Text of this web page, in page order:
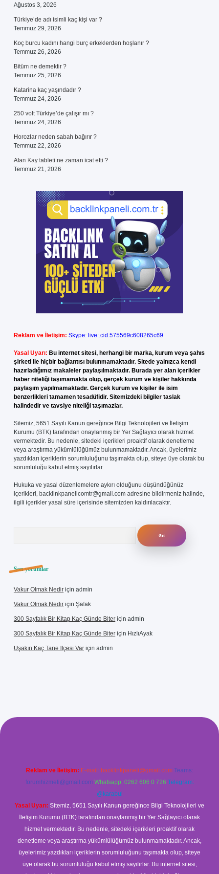
Ağustos 3, 2026
Türkiye’de adı isimli kaç kişi var ?
Temmuz 29, 2026
Koç burcu kadını hangi burç erkeklerden hoşlanır ?
Temmuz 26, 2026
Bitüm ne demektir ?
Temmuz 25, 2026
Katarina kaç yaşındadır ?
Temmuz 24, 2026
250 volt Türkiye’de çalışır mı ?
Temmuz 24, 2026
Horozlar neden sabah bağırır ?
Temmuz 22, 2026
Alan Kay tableti ne zaman icat etti ?
Temmuz 21, 2026
Reklam ve İletişim: Skype: live:.cid.575569c608265c69
Yasal Uyarı: Bu internet sitesi, herhangi bir marka, kurum veya şahıs
şirketi ile hiçbir bağlantısı bulunmamaktadır. Sitede yalnızca kendi
hazırladığımız makaleler paylaşılmaktadır. Burada yer alan içerikler
haber niteliği taşımamakta olup, gerçek kurum ve kişiler hakkında
paylaşım yapılmamaktadır. Gerçek kurum ve kişiler ile isim
benzerlikleri tamamen tesadüfidir. Sitemizdeki bilgiler taslak
halindedir ve tavsiye niteliği taşımazlar.
Sitemiz, 5651 Sayılı Kanun gereğince Bilgi Teknolojileri ve İletişim
Kurumu (BTK) tarafından onaylanmış bir Yer Sağlayıcı olarak hizmet
vermektedir. Bu nedenle, sitedeki içerikleri proaktif olarak denetleme
veya araştırma yükümlülüğümüz bulunmamaktadır. Ancak, üyelerimiz
yazdıkları içeriklerin sorumluluğunu taşımakta olup, siteye üye olarak bu
sorumluluğu kabul etmiş sayılırlar.
Hukuka ve yasal düzenlemelere aykırı olduğunu düşündüğünüz
içerikleri, backlinkpanelicomtr@gmail.com adresine bildirmeniz halinde,
ilgili içerikler yasal süre içerisinde sitemizden kaldırılacaktır.
Son yorumlar
Vakur Olmak Nedir için admin
Vakur Olmak Nedir için Şafak
300 Sayfalık Bir Kitap Kaç Günde Biter için admin
300 Sayfalık Bir Kitap Kaç Günde Biter için HızlıAyak
Uşakın Kaç Tane Ilçesi Var için admin
Reklam ve İletişim: E-mail: backlinkpaneli@gmail.com Teams:
forumhizmeti@gmail.com Whatsapp: 0262 606 0 726 Telegram:
@karabul
Yasal Uyarı: Sitemiz, 5651 Sayılı Kanun gereğince Bilgi Teknolojileri ve
İletişim Kurumu (BTK) tarafından onaylanmış bir Yer Sağlayıcı olarak
hizmet vermektedir. Bu nedenle, sitedeki içerikleri proaktif olarak
denetleme veya araştırma yükümlülüğümüz bulunmamaktadır. Ancak,
üyelerimiz yazdıkları içeriklerin sorumluluğunu taşımakta olup, siteye
üye olarak bu sorumluluğu kabul etmiş sayılırlar. Bu internet sitesi,